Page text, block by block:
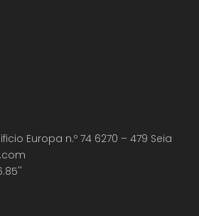
Europa n.º 74 6270 – 479 Seia